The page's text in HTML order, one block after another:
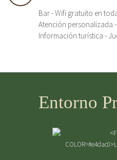
Bar - Wifi gratuito en
Atención personalizada
Información turística -
Entorno